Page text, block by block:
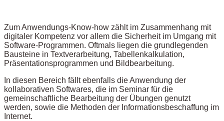
Zum Anwendungs-Know-how zählt im Zusammenhang mit
digitaler Kompetenz vor allem die Sicherheit im Umgang mit
Software-Programmen. Oftmals liegen die grundlegenden
Bausteine in Textverarbeitung, Tabellenkalkulation,
Präsentationsprogrammen und Bildbearbeitung.
In diesen Bereich fällt ebenfalls die Anwendung der
kollaborativen Softwares, die im Seminar für die
gemeinschaftliche Bearbeitung der Übungen genutzt
werden, sowie die Methoden der Informationsbeschaffung im
Internet.